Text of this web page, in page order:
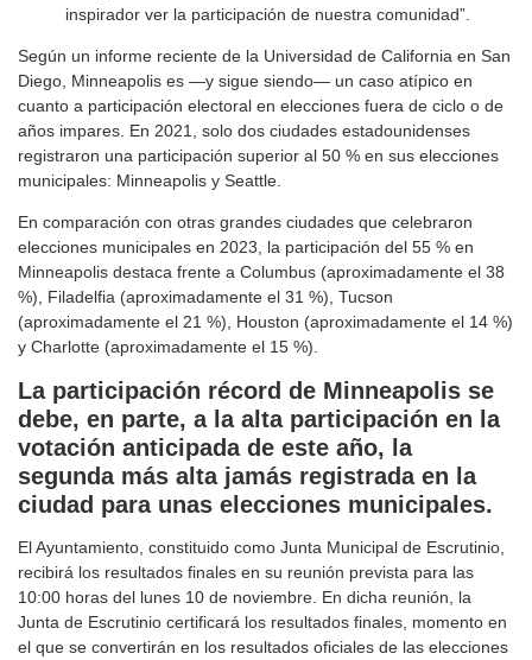
inspirador ver la participación de nuestra comunidad”.
Según un informe reciente de la Universidad de California en San
Diego, Minneapolis es —y sigue siendo— un caso atípico en
cuanto a participación electoral en elecciones fuera de ciclo o de
años impares. En 2021, solo dos ciudades estadounidenses
registraron una participación superior al 50 % en sus elecciones
municipales: Minneapolis y Seattle.
En comparación con otras grandes ciudades que celebraron
elecciones municipales en 2023, la participación del 55 % en
Minneapolis destaca frente a Columbus (aproximadamente el 38
%), Filadelfia (aproximadamente el 31 %), Tucson
(aproximadamente el 21 %), Houston (aproximadamente el 14 %)
y Charlotte (aproximadamente el 15 %).
La participación récord de Minneapolis se
debe, en parte, a la alta participación en la
votación anticipada de este año, la
segunda más alta jamás registrada en la
ciudad para unas elecciones municipales.
El Ayuntamiento, constituido como Junta Municipal de Escrutinio,
recibirá los resultados finales en su reunión prevista para las
10:00 horas del lunes 10 de noviembre. En dicha reunión, la
Junta de Escrutinio certificará los resultados finales, momento en
el que se convertirán en los resultados oficiales de las elecciones